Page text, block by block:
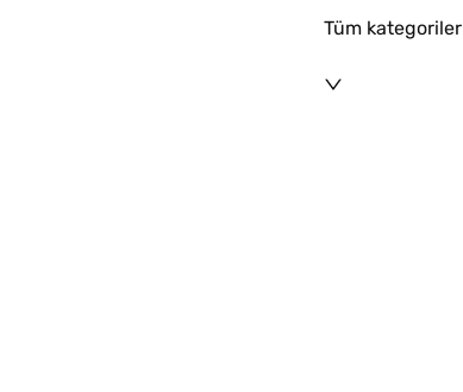
Tüm kategoriler